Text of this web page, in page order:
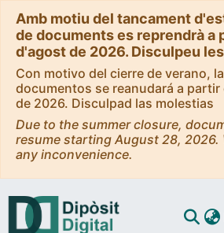
Amb motiu del tancament
de documents es reprendrà a
d'agost de 2026. Disculpeu
Con motivo del cierre de verano,
documentos se reanudará a
de 2026. Disculpad las molestias
Due to the summer closure,
resume starting August 28, 2026.
any inconvenience.